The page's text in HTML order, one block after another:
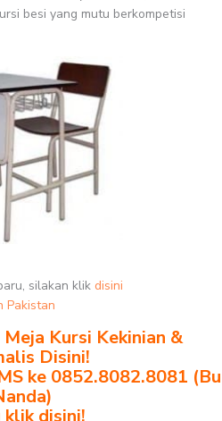
besi yang mutu berkompetisi
silakan klik disini
Pakistan
Kursi Kekinian &
Disini!
ke 0852.8082.8081 (Bu
disini!